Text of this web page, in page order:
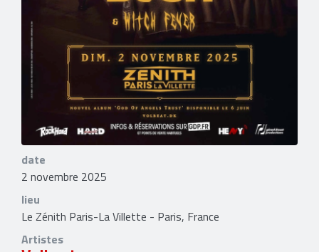
date
2 novembre 2025
lieu
Le Zénith Paris-La Villette - Paris, France
Artistes